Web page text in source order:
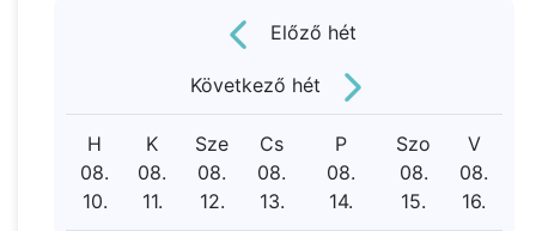
Előző hét
Következő hét
H
08.
10.
K
08.
11.
Sze
08.
12.
Cs
08.
13.
P
08.
14.
Szo
08.
15.
V
08.
16.